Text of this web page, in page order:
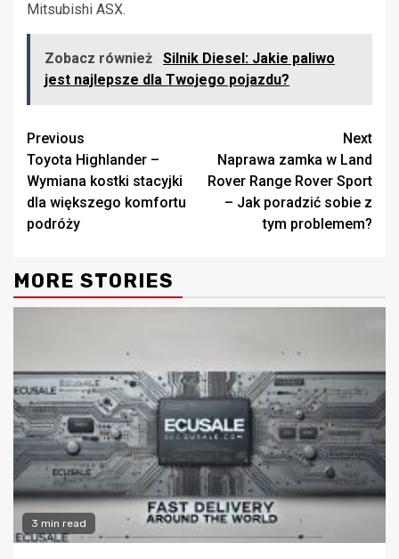
Mitsubishi ASX.
Zobacz również
Silnik Diesel: Jakie paliwo
jest najlepsze dla Twojego pojazdu?
Continue
Reading
Previous
Toyota Highlander –
Wymiana kostki stacyjki
dla większego komfortu
podróży
Next
Naprawa zamka w Land
Rover Range Rover Sport
– Jak poradzić sobie z
tym problemem?
MORE STORIES
3 min read